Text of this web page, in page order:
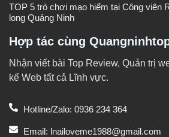
TOP 5 trò chơi mạo hiểm tại Công viên
long Quảng Ninh
Hợp tác cùng
Nhận viết bài Top Review, Quản trị
kế Web tất cả Lĩnh vực.
Hotline/Zalo: 0936 234 364
Email: lnailoveme1988@gmail.com